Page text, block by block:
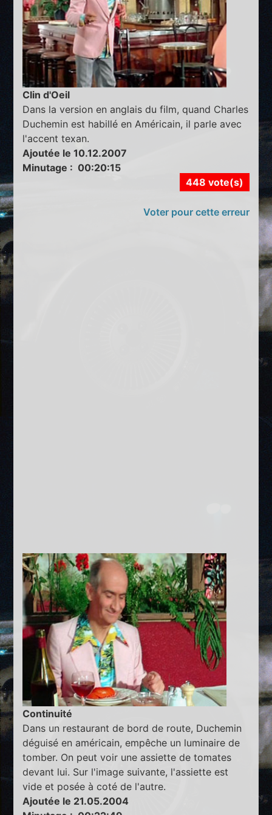
Clin d'Oeil
Dans la version en anglais du film, quand Charles
Duchemin est habillé en Américain, il parle avec
l'accent texan.
Ajoutée le 10.12.2007
Minutage : 00:20:15
448 vote(s)
Voter pour cette erreur
Continuité
Dans un restaurant de bord de route, Duchemin
déguisé en américain, empêche un luminaire de
tomber. On peut voir une assiette de tomates
devant lui. Sur l'image suivante, l'assiette est
vide et posée à coté de l'autre.
Ajoutée le 21.05.2004